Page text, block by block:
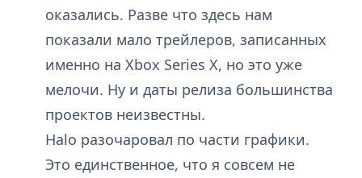
оказались. Разве что здесь нам
показали мало трейлеров, записанных
именно на Xbox Series X, но это уже
мелочи. Ну и даты релиза большинства
проектов неизвестны.
Halo разочаровал по части графики.
Это единственное, что я совсем не